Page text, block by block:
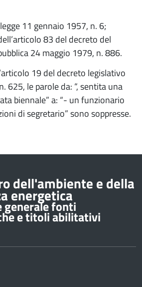
11 gennaio 1957, n. 6;
83 del decreto del
24 maggio 1979, n. 886.
19 del decreto legislativo
625, le parole da: “, sentita una
biennale” a: “- un funzionario
di segretario” sono soppresse.
su
dell'ambiente e della
energetica
generale fonti
e titoli abilitativi